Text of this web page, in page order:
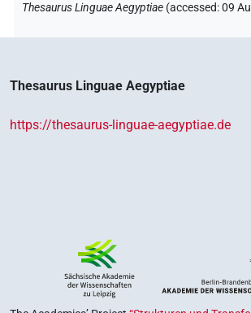
Thesaurus Linguae Aegyptiae (accessed:09
Thesaurus Linguae Aegyptiae
https://thesaurus-linguae-aegyptiae.de